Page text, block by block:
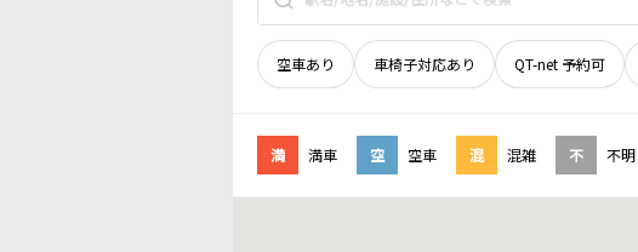
空車あり 車椅子対応あり QT-net 予約可
満 満車 空 空車 混 混雑 不 不明